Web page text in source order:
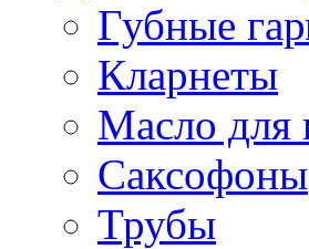
Губные
Кларнеты
Масло для
Саксофоны
Трубы